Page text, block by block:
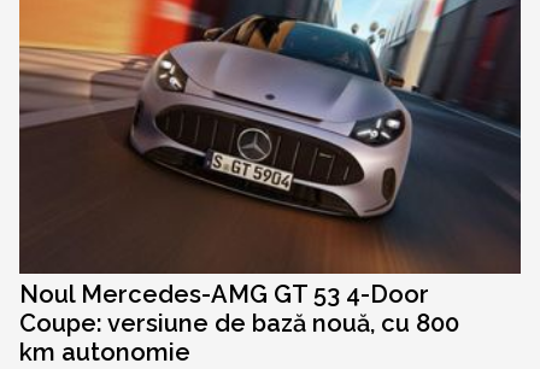
Noul Mercedes-AMG GT 53 4-Door
Coupe: versiune de bază nouă, cu 800
km autonomie